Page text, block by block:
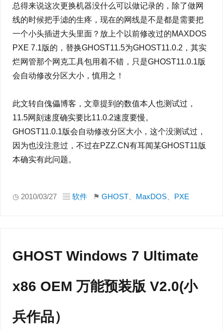
总得来说这次更换机器没什么可以做记录的，除了做网
线的时候把手滤的生疼，现在的网线是不是都是需要把
一个小头插进大头里面？放上个以前修改过的MAXDOS
PXE 7.1版的，替换GHOST11.5为GHOST11.0.2，其实
烂网管那个网克工具包用着不错，只是GHOST11.0.1版
会自动修改分区大小，慎用之！
此文转自傀儡博客，文章提到的数值本人也测试过，
11.5网刻速度确实要比11.0.2速度要慢。
GHOST11.0.1版会自动修改分区大小，这个没测试过，
因为也没注意过，不过在PZZ.CN有耳闻某GHOST11版
本确实有此问题。
◷ 2010/03/27 ▤ 软件 ⚑ GHOST、 MaxDOS、 PXE
GHOST Windows 7 Ultimate
x86 OEM 万能预装版 V2.0(小
兵作品）